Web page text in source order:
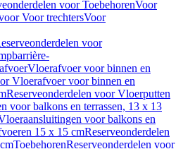
voor ToebehorenVoor
Voor trechtersVoor
voor
Vloerafvoer voor binnen en
Vloerafvoer voor binnen en
Reserveonderdelen voor Vloerputten
voor balkons en terrassen, 13 x 13
voor balkons en
15 x 15 cmReserveonderdelen
ToebehorenReserveonderdelen voor